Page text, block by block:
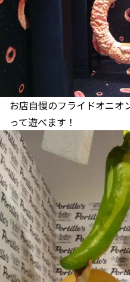
お店自慢のフライドオニオ
って遊べます！